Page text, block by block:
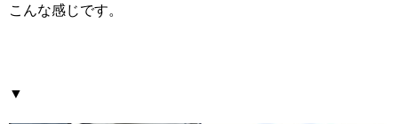
こんな感じです。
▼